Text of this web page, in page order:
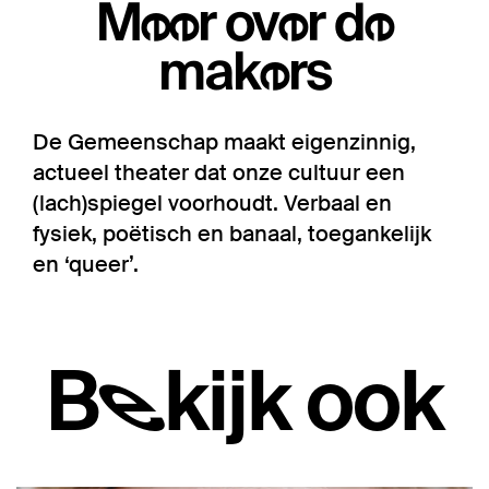
Meer over de
makers
De Gemeenschap maakt eigenzinnig,
actueel theater dat onze cultuur een
(lach)spiegel voorhoudt. Verbaal en
fysiek, poëtisch en banaal, toegankelijk
en ‘queer’.
Bekijk ook